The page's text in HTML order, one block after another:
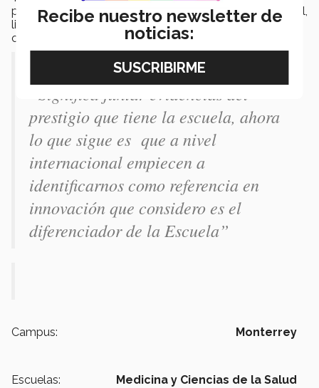
posicionarse como una institución de formación integral,
liderazgo y con un modelo de aprendizaje innovador
centrado en el paciente.
“Significa juntar evidencias del
prestigio que tiene la escuela, ahora
lo que sigue es que a nivel
internacional empiecen a
identificarnos como referencia en
innovación que considero es el
diferenciador de la Escuela”
Campus: Monterrey
Escuelas: Medicina y Ciencias de la Salud
Recibe nuestro newsletter de
noticias: